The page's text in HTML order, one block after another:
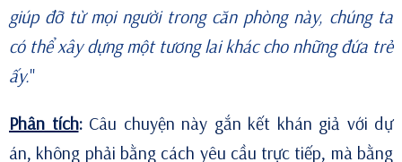
giúp đỡ từ mọi người trong căn phòng này, chúng ta
có thể xây dựng một tương lai khác cho những đứa trẻ
ấy."
Phân tích:Câu chuyện này gắn kết khán giả với dự
án, không phải bằng cách yêu cầu trực tiếp, mà bằng